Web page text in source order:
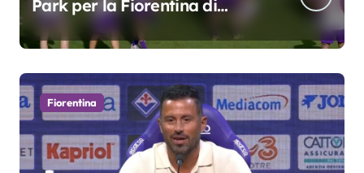
Park per la Fiorentina di
Grosso
Fiorentina